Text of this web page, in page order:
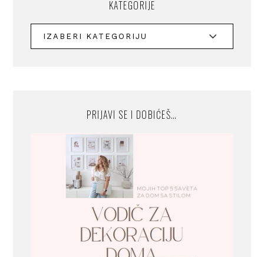
KATEGORIJE
PRIJAVI SE I DOBIĆEŠ…